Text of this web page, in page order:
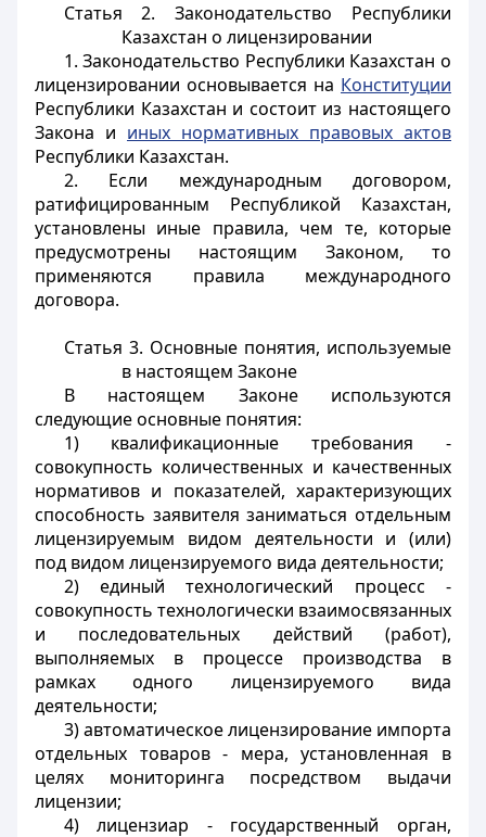
Статья 2. Законодательство Республики
Казахстан о лицензировании
1. Законодательство Республики Казахстан о
лицензировании основывается на Конституции
Республики Казахстан и состоит из настоящего
Закона и иных нормативных правовых актов
Республики Казахстан.
2. Если международным договором,
ратифицированным Республикой Казахстан,
установлены иные правила, чем те, которые
предусмотрены настоящим Законом, то
применяются правила международного
договора.
Статья 3. Основные понятия, используемые
в настоящем Законе
В настоящем Законе используются
следующие основные понятия:
1) квалификационные требования -
совокупность количественных и качественных
нормативов и показателей, характеризующих
способность заявителя заниматься отдельным
лицензируемым видом деятельности и (или)
под видом лицензируемого вида деятельности;
2) единый технологический процесс -
совокупность технологически взаимосвязанных
и последовательных действий (работ),
выполняемых в процессе производства в
рамках одного лицензируемого вида
деятельности;
3) автоматическое лицензирование импорта
отдельных товаров - мера, установленная в
целях мониторинга посредством выдачи
лицензии;
4) лицензиар - государственный орган,